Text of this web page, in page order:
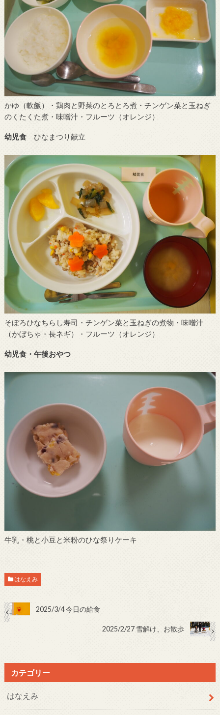
かゆ（軟飯）・鶏肉と野菜のとろとろ煮・チンゲン菜と玉ねぎ
のくたくた煮・味噌汁・フルーツ（オレンジ）
幼児食ひなまつり献立
そぼろひなちらし寿司・チンゲン菜と玉ねぎの煮物・味噌汁
（かぼちゃ・長ネギ）・フルーツ（オレンジ）
幼児食・午後おやつ
牛乳・桃と小豆と米粉のひな祭りケーキ
はなえみ
2025/3/4 今日の給食
2025/2/27 雪解け、お散歩
カテゴリー
はなえみ